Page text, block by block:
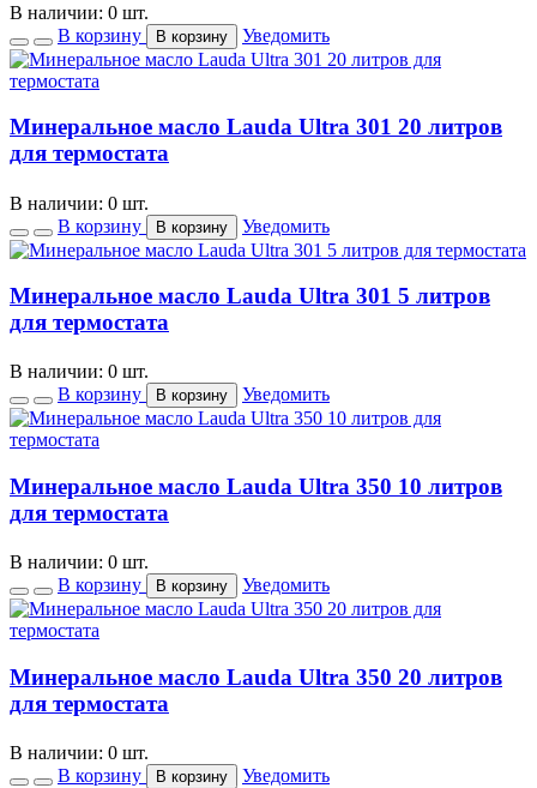
В наличии: 0 шт.
В корзину
В корзину Уведомить
Минеральное масло Lauda Ultra 301 20 литров
для термостата
В наличии: 0 шт.
В корзину
В корзину Уведомить
Минеральное масло Lauda Ultra 301 5 литров
для термостата
В наличии: 0 шт.
В корзину
В корзину Уведомить
Минеральное масло Lauda Ultra 350 10 литров
для термостата
В наличии: 0 шт.
В корзину
В корзину Уведомить
Минеральное масло Lauda Ultra 350 20 литров
для термостата
В наличии: 0 шт.
В корзину
В корзину Уведомить